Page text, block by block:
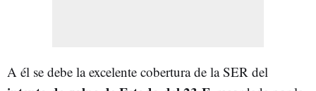
A él se debe la excelente cobertura de la SER del